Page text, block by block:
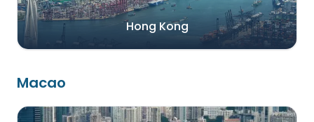
Hong Kong
Macao